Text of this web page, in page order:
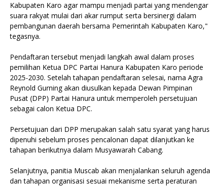
Kabupaten Karo agar mampu menjadi partai yang mendengar
suara rakyat mulai dari akar rumput serta bersinergi dalam
pembangunan daerah bersama Pemerintah Kabupaten Karo,"
tegasnya.
Pendaftaran tersebut menjadi langkah awal dalam proses
pemilihan Ketua DPC Partai Hanura Kabupaten Karo periode
2025-2030. Setelah tahapan pendaftaran selesai, nama Agra
Reynold Gurning akan diusulkan kepada Dewan Pimpinan
Pusat (DPP) Partai Hanura untuk memperoleh persetujuan
sebagai calon Ketua DPC.
Persetujuan dari DPP merupakan salah satu syarat yang harus
dipenuhi sebelum proses pencalonan dapat dilanjutkan ke
tahapan berikutnya dalam Musyawarah Cabang.
Selanjutnya, panitia Muscab akan menjalankan seluruh agenda
dan tahapan organisasi sesuai mekanisme serta peraturan